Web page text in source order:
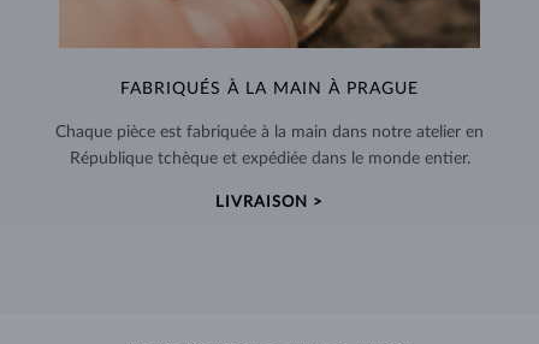
FABRIQUÉS À LA MAIN À PRAGUE
Chaque pièce est fabriquée à la main dans notre atelier en
République tchèque et expédiée dans le monde entier.
LIVRAISON >